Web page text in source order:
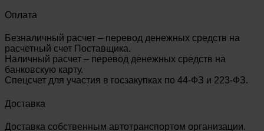
Оплата
Безналичный расчет – перевод денежных средств на
расчетный счет Поставщика.
Наличный расчет – перевод денежных средств на
банковскую карту.
Спецсчет для участия в госзакупках по 44-ФЗ и 223-ФЗ.
Доставка
Доставка собственным автотранспортом организации.